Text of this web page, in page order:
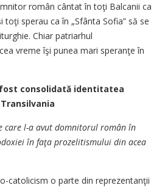
român cântat în toţi Balcanii ca
sperau ca în „Sfânta Sofia” să se
Chiar patriarhul
vreme îşi punea mari speranţe în
consolidată identitatea
care l-a avut domnitorul român în
în faţa prozelitismului din acea
catolicism o parte din reprezentanţii